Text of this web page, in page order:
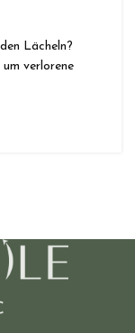
Lächeln?
verlorene